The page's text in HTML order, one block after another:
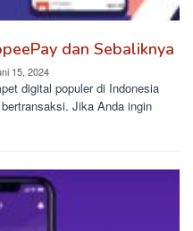
dan Sebaliknya
15, 2024
digital populer di Indonesia
Jika Anda ingin